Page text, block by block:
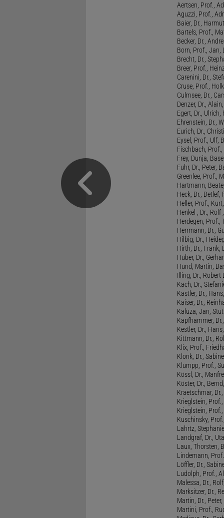
Aertsen, Prof.,
Aguzzi, Prof.,
Baier, Dr.,
Bartels, Prof.,
Becker, Dr.,
Born, Prof., Jan,
Brecht, Dr.,
Breer, Prof.,
Carenini, Dr.,
Cruse, Prof.,
Culmsee, Dr.,
Denzer, Dr.,
Egert, Dr., Ulrich,
Ehrenstein, Dr.,
Eurich, Dr.,
Eysel, Prof., Ulf,
Fischbach,
Frey, Dunja,
Fuhr, Dr., Peter,
Greenlee, Prof.,
Hartmann,
Heck, Dr., Detlef,
Heller, Prof.,
Henkel , Dr., Rolf
Herdegen, Prof.,
Herrmann, Dr.,
Hilbig, Dr.,
Hirth, Dr., Frank,
Huber, Dr.,
Hund, Martin,
Illing, Dr.,
Käch, Dr.,
Kästler, Dr.,
Kaiser, Dr.,
Kaluza, Jan,
Kapfhammer,
Kestler, Dr.,
Kittmann, Dr.,
Klix, Prof.,
Klonk, Dr.,
Klumpp, Prof.,
Kössl, Dr.,
Köster, Dr.,
Kraetschmar,
Krieglstein,
Krieglstein,
Kuschinsky,
Lahrtz,
Landgraf, Dr.,
Laux, Thorsten,
Lindemann,
Löffler, Dr.,
Ludolph, Prof.,
Malessa, Dr.,
Marksitzer, Dr.,
Martin, Dr.,
Martini, Prof.,